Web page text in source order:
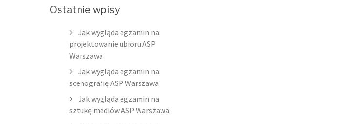
Ostatnie wpisy
Jak wygląda egzamin na
projektowanie ubioru ASP
Warszawa
Jak wygląda egzamin na
scenografię ASP Warszawa
Jak wygląda egzamin na
sztukę mediów ASP Warszawa